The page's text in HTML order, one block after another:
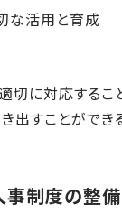
な活用と育成
切に対応するこ
出すことができ
事制度の整備